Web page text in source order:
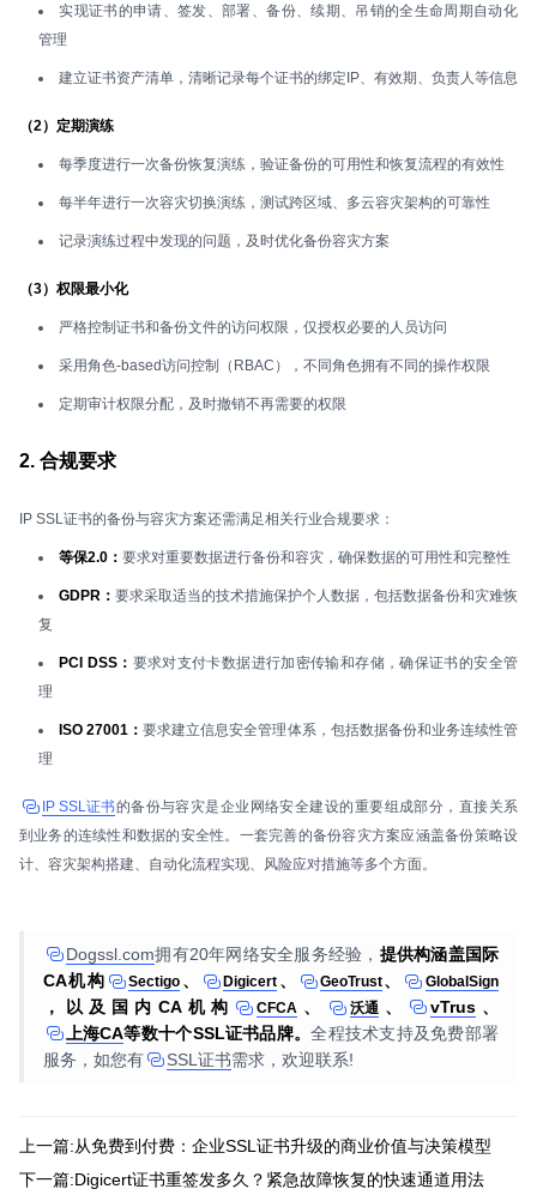
实现证书的申请、签发、部署、备份、续期、吊销的全生命周期自动化
管理
建立证书资产清单，清晰记录每个证书的绑定IP、有效期、负责人等信息
（2）定期演练
每季度进行一次备份恢复演练，验证备份的可用性和恢复流程的有效性
每半年进行一次容灾切换演练，测试跨区域、多云容灾架构的可靠性
记录演练过程中发现的问题，及时优化备份容灾方案
（3）权限最小化
严格控制证书和备份文件的访问权限，仅授权必要的人员访问
采用角色-based访问控制（RBAC），不同角色拥有不同的操作权限
定期审计权限分配，及时撤销不再需要的权限
2. 合规要求
IP SSL证书的备份与容灾方案还需满足相关行业合规要求：
等保2.0： 要求对重要数据进行备份和容灾，确保数据的可用性和完整性
GDPR： 要求采取适当的技术措施保护个人数据，包括数据备份和灾难恢
复
PCI DSS： 要求对支付卡数据进行加密传输和存储，确保证书的安全管
理
ISO 27001：要求建立信息安全管理体系，包括数据备份和业务连续性管
理
IP SSL证书的备份与容灾是企业网络安全建设的重要组成部分，直接关系
到业务的连续性和数据的安全性。一套完善的备份容灾方案应涵盖备份策略设
计、容灾架构搭建、自动化流程实现、风险应对措施等多个方面。
Dogssl.com拥有20年网络安全服务经验， 提供构涵盖国际
CA机构
Sectigo 、 Digicert 、 GeoTrust、 GlobalSign
，以及国内CA机构 CFCA 、 沃通 、 vTrus、
上海CA等数十个SSL证书品牌。全程技术支持及免费部署
服务，如您有
SSL证书需求，欢迎联系!
上一篇:从免费到付费：企业SSL证书升级的商业价值与决策模型
下一篇:Digicert证书重签发多久？紧急故障恢复的快速通道用法